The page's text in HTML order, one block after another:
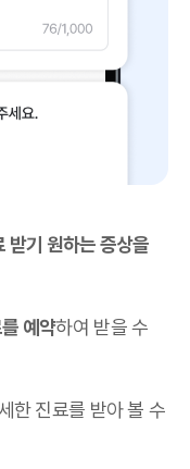
받기 원하는 증상을
예약하여 받을 수
한 진료를 받아 볼 수